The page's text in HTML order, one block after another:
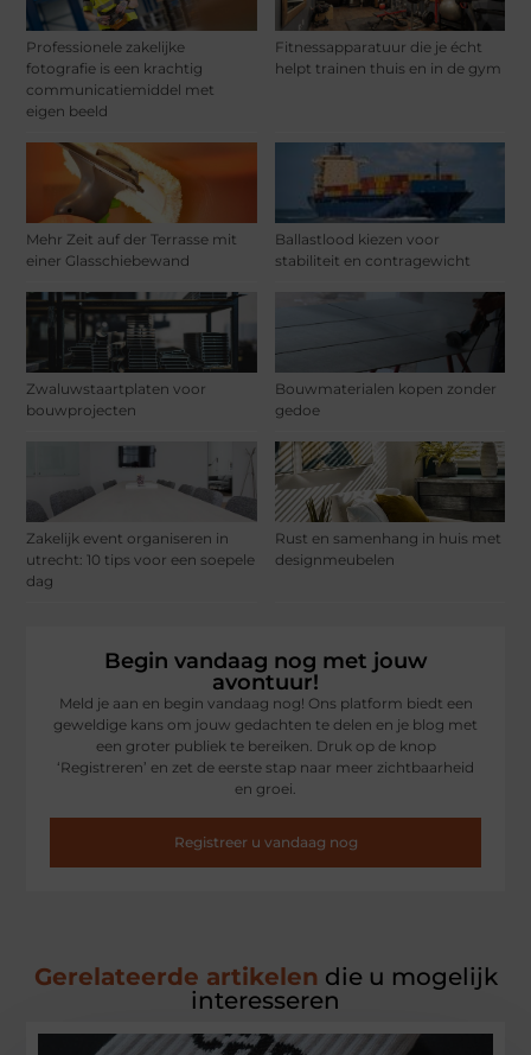
Professionele zakelijke
fotografie is een krachtig
communicatiemiddel met
eigen beeld
Fitnessapparatuur die je écht
helpt trainen thuis en in de gym
Mehr Zeit auf der Terrasse mit
einer Glasschiebewand
Ballastlood kiezen voor
stabiliteit en contragewicht
Zwaluwstaartplaten voor
bouwprojecten
Bouwmaterialen kopen zonder
gedoe
Zakelijk event organiseren in
utrecht: 10 tips voor een soepele
dag
Rust en samenhang in huis met
designmeubelen
Begin vandaag nog met jouw
avontuur!
Meld je aan en begin vandaag nog! Ons platform biedt een
geweldige kans om jouw gedachten te delen en je blog met
een groter publiek te bereiken. Druk op de knop
‘Registreren’ en zet de eerste stap naar meer zichtbaarheid
en groei.
Registreer u vandaag nog
Gerelateerde artikelen die u mogelijk
interesseren